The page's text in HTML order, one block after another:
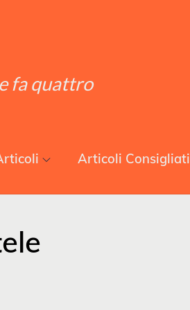
fa quattro
Articoli Consigliati